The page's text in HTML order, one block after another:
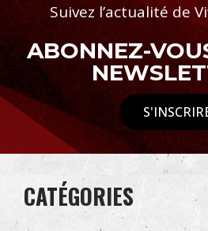
Suivez l’actualité de
ABONNEZ-
CATÉGORIES